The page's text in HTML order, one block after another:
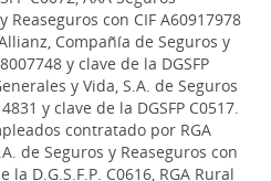
Reaseguros con CIF A60917978
Compañía de Seguros y
y clave de la DGSFP
y Vida, S.A. de Seguros
y clave de la DGSFP C0517.
contratado por RGA
de Seguros y Reaseguros con
la D.G.S.F.P. C0616, RGA Rural